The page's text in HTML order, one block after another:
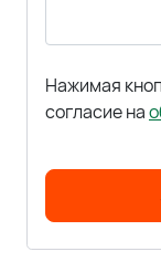
Нажимая
согласие на